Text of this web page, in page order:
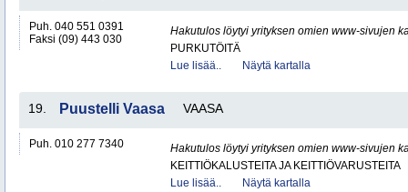
Puh. 040 551 0391
Faksi (09) 443 030
Hakutulos löytyi yrityksen omien www-sivujen
PURKUTÖITÄ
Lue lisää..
Näytä kartalla
19. Puustelli Vaasa VAASA
Puh. 010 277 7340
Hakutulos löytyi yrityksen omien www-sivujen
KEITTIÖKALUSTEITA JA KEITTIÖVARUSTEITA
Lue lisää..
Näytä kartalla